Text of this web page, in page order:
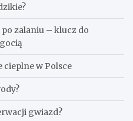
zalaniu – klucz do
cieplne w Polsce
gwiazd?